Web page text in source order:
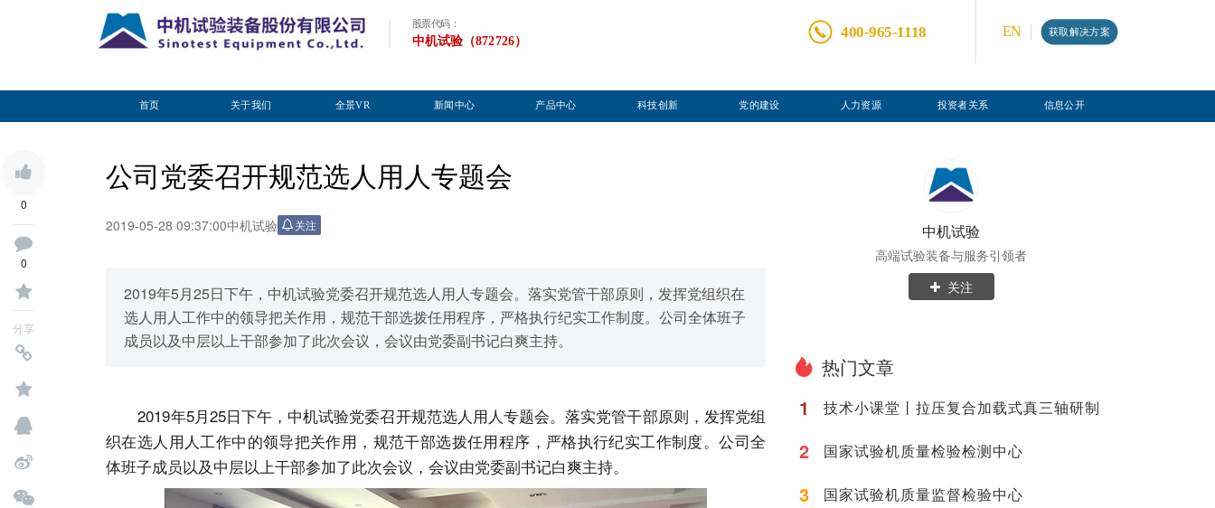
股票代码：
中机试验（872726）
EN
400-965-1118 获取解决方案
首页 关于我们 全景VR 新闻中心 产品中心 科技创新 党的建设 人力资源 投资者关系 信息公开
0
0
分享
公司党委召开规范选人用人专题会
2019-05-28 09:37:00中机试验 关注
2019年5月25日下午，中机试验党委召开规范选人用人专题会。落实党管干部原则，发挥党组织在
选人用人工作中的领导把关作用，规范干部选拨任用程序，严格执行纪实工作制度。公司全体班子
成员以及中层以上干部参加了此次会议，会议由党委副书记白爽主持。
2019年5月25日下午，中机试验党委召开规范选人用人专题会。落实党管干部原则，发挥党组
织在选人用人工作中的领导把关作用，规范干部选拨任用程序，严格执行纪实工作制度。公司全
体班子成员以及中层以上干部参加了此次会议，会议由党委副书记白爽主持。
中机试验
高端试验装备与服务引领者
关注
热门文章
1
技术小课堂丨拉压复合加载式真三轴研制
2 国家试验机质量检验检测中心
3 国家试验机质量监督检验中心